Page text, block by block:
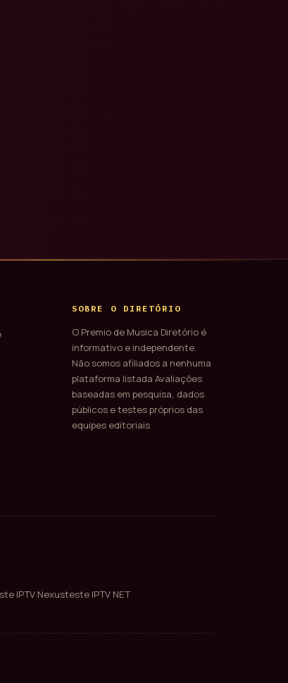
SOBRE O DIRETÓRIO
O Premio de Musica Diretório é
informativo e independente.
Não somos afiliados a nenhuma
plataforma listada Avaliações
baseadas em pesquisa, dados
públicos e testes próprios das
equipes editoriais
IPTV Nexusteste IPTV NET